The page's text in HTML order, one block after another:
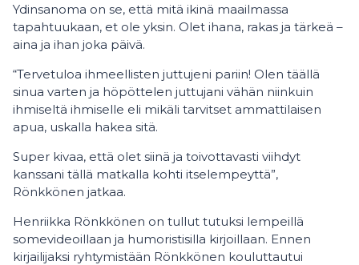
Ydinsanoma on se, että mitä ikinä maailmassa
tapahtuukaan, et ole yksin. Olet ihana, rakas ja tärkeä –
aina ja ihan joka päivä.
“Tervetuloa ihmeellisten juttujeni pariin! Olen täällä
sinua varten ja höpöttelen juttujani vähän niinkuin
ihmiseltä ihmiselle eli mikäli tarvitset ammattilaisen
apua, uskalla hakea sitä.
Super kivaa, että olet siinä ja toivottavasti viihdyt
kanssani tällä matkalla kohti itselempeyttä”,
Rönkkönen jatkaa.
Henriikka Rönkkönen on tullut tutuksi lempeillä
somevideoillaan ja humoristisilla kirjoillaan. Ennen
kirjailijaksi ryhtymistään Rönkkönen kouluttautui